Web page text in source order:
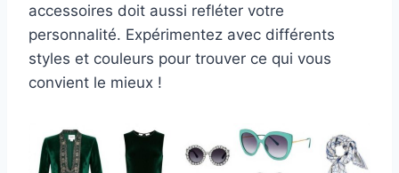
accessoires doit aussi refléter votre
personnalité. Expérimentez avec différents
styles et couleurs pour trouver ce qui vous
convient le mieux !